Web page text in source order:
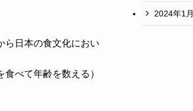
ら日本の食文化におい
べて年齢を数える）
2024年1月